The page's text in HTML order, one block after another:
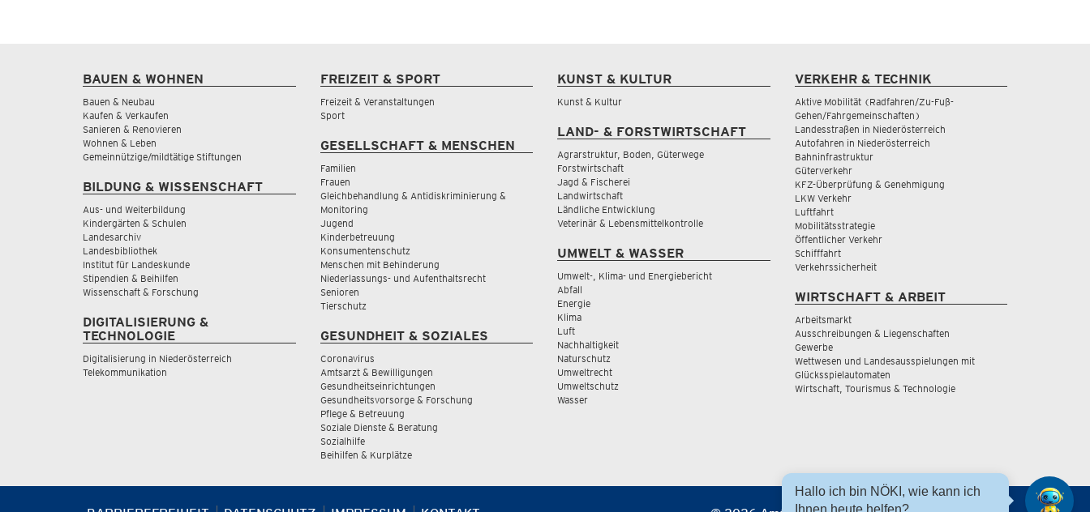
BAUEN & WOHNEN
Bauen & Neubau
Kaufen & Verkaufen
Sanieren & Renovieren
Wohnen & Leben
Gemeinnützige/mildtätige Stiftungen
BILDUNG & WISSENSCHAFT
Aus- und Weiterbildung
Kindergärten & Schulen
Landesarchiv
Landesbibliothek
Institut für Landeskunde
Stipendien & Beihilfen
Wissenschaft & Forschung
DIGITALISIERUNG &
TECHNOLOGIE
Digitalisierung in Niederösterreich
Telekommunikation
FREIZEIT & SPORT
Freizeit & Veranstaltungen
Sport
GESELLSCHAFT & MENSCHEN
Familien
Frauen
Gleichbehandlung & Antidiskriminierung &
Monitoring
Jugend
Kinderbetreuung
Konsumentenschutz
Menschen mit Behinderung
Niederlassungs- und Aufenthaltsrecht
Senioren
Tierschutz
GESUNDHEIT & SOZIALES
Coronavirus
Amtsarzt & Bewilligungen
Gesundheitseinrichtungen
Gesundheitsvorsorge & Forschung
Pflege & Betreuung
Soziale Dienste & Beratung
Sozialhilfe
Beihilfen & Kurplätze
KUNST & KULTUR
Kunst & Kultur
LAND- & FORSTWIRTSCHAFT
Agrarstruktur, Boden, Güterwege
Forstwirtschaft
Jagd & Fischerei
Landwirtschaft
Ländliche Entwicklung
Veterinär & Lebensmittelkontrolle
UMWELT & WASSER
Umwelt-, Klima- und Energiebericht
Abfall
Energie
Klima
Luft
Nachhaltigkeit
Naturschutz
Umweltrecht
Umweltschutz
Wasser
VERKEHR & TECHNIK
Aktive Mobilität (Radfahren/Zu-Fuß-
Gehen/Fahrgemeinschaften)
Landesstraßen in Niederösterreich
Autofahren in Niederösterreich
Bahninfrastruktur
Güterverkehr
KFZ-Überprüfung & Genehmigung
LKW Verkehr
Luftfahrt
Mobilitätsstrategie
Öffentlicher Verkehr
Schifffahrt
Verkehrssicherheit
WIRTSCHAFT & ARBEIT
Arbeitsmarkt
Ausschreibungen & Liegenschaften
Gewerbe
Wettwesen und Landesausspielungen mit
Glücksspielautomaten
Wirtschaft, Tourismus & Technologie
Hallo ich bin NÖKI, wie kann ich
Ihnen heute helfen?